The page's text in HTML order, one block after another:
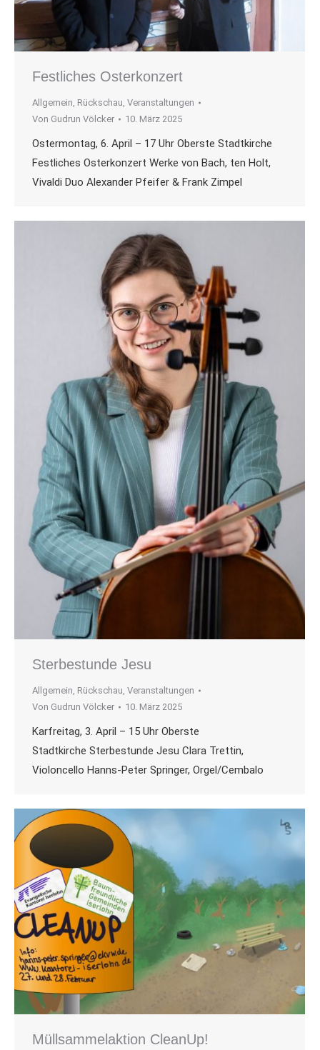
Festliches Osterkonzert
Allgemein, Rückschau, Veranstaltungen
Von Gudrun Völcker 10. März 2025
Ostermontag, 6. April – 17 Uhr Oberste Stadtkirche
Festliches Osterkonzert Werke von Bach, ten Holt,
Vivaldi Duo Alexander Pfeifer & Frank Zimpel
Sterbestunde Jesu
Allgemein, Rückschau, Veranstaltungen
Von Gudrun Völcker 10. März 2025
Karfreitag, 3. April – 15 Uhr Oberste
Stadtkirche Sterbestunde Jesu Clara Trettin,
Violoncello Hanns-Peter Springer, Orgel/Cembalo
Müllsammelaktion CleanUp!